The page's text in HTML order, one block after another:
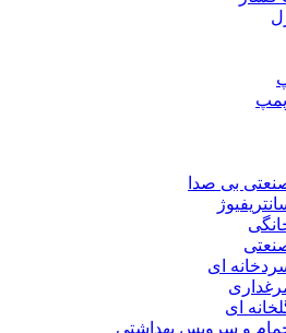
پمپ
بی صدا
ای
ای
و سرویس بهداشتی